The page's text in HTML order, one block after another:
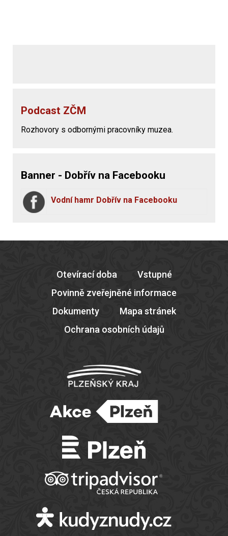
Podcast ZČM
Rozhovory s odbornými pracovníky muzea.
Banner - Dobřív na Facebooku
Vodní hamr Dobřív na Facebooku
Otevírací doba
Vstupné
Povinně zveřejněné informace
Dokumenty
Mapa stránek
Ochrana osobních údajů